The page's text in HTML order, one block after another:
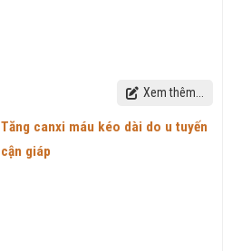
Xem thêm...
Tăng canxi máu kéo dài do u tuyến
cận giáp